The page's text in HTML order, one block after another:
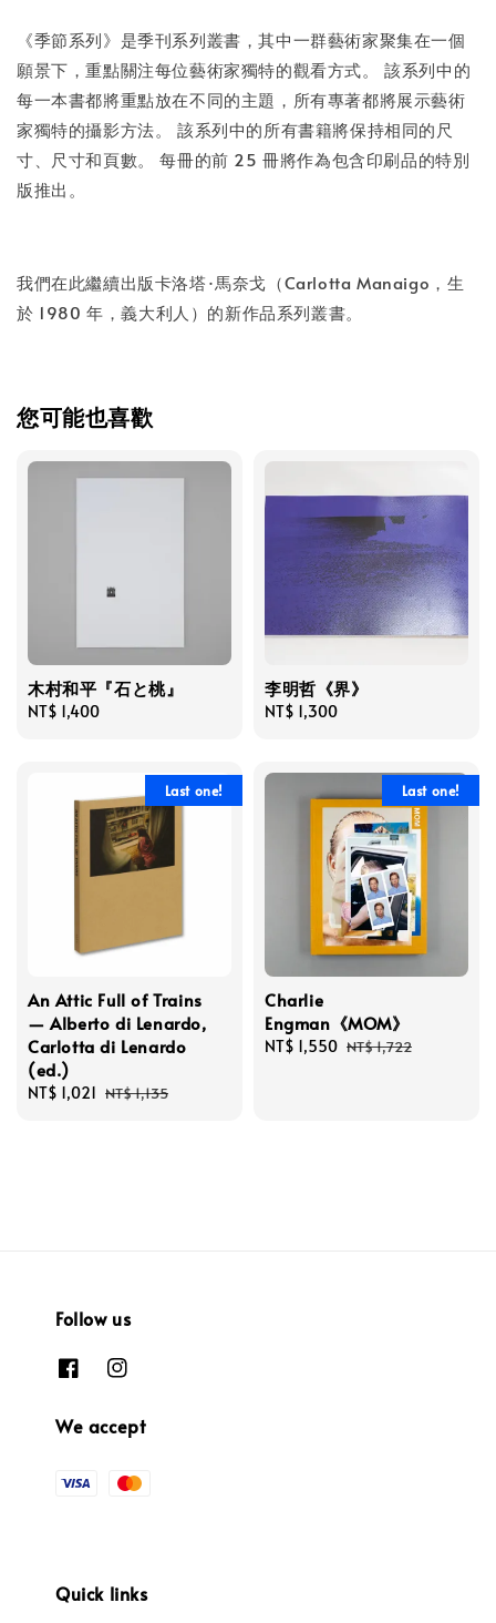
《季節系列》是季刊系列叢書，其中一群藝術家聚集在一個
願景下，重點關注每位藝術家獨特的觀看方式。 該系列中的
每一本書都將重點放在不同的主題，所有專著都將展示藝術
家獨特的攝影方法。 該系列中的所有書籍將保持相同的尺
寸、尺寸和頁數。 每冊的前 25 冊將作為包含印刷品的特別
版推出。
我們在此繼續出版卡洛塔·馬奈戈（Carlotta Manaigo，生
於 1980 年，義大利人）的新作品系列叢書。
您可能也喜歡
木村和平『石と桃』
Regular
NT$ 1,400
李明哲《界》
Regular
NT$ 1,300
Last one!
An Attic Full of Trains
— Alberto di Lenardo,
Carlotta di Lenardo
(ed.)
Sale
NT$ 1,021 Regular
NT$ 1,135
Last one!
Charlie
Engman《MOM》
Sale
NT$ 1,550 Regular
NT$ 1,722
Follow us
We accept
Quick links